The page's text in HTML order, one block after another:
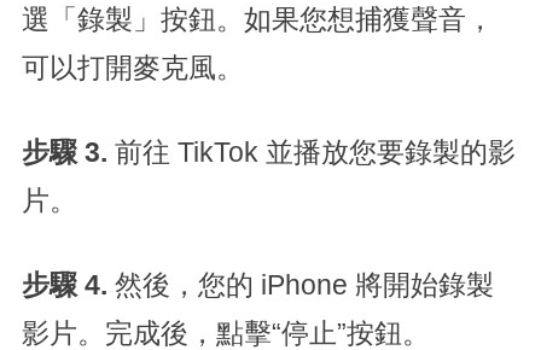
選「錄製」按鈕。如果您想捕獲聲音，
可以打開麥克風。
步驟 3. 前往 TikTok 並播放您要錄製的影
片。
步驟 4. 然後，您的 iPhone 將開始錄製
影片。完成後，點擊“停止”按鈕。